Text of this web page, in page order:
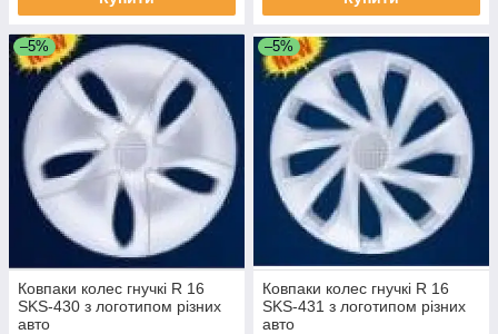
–5%
Ковпаки колес гнучкі R 16
SKS-430 з логотипом різних
авто
–5%
Ковпаки колес гнучкі R 16
SKS-431 з логотипом різних
авто